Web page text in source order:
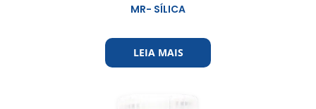
MR- SÍLICA
LEIA MAIS